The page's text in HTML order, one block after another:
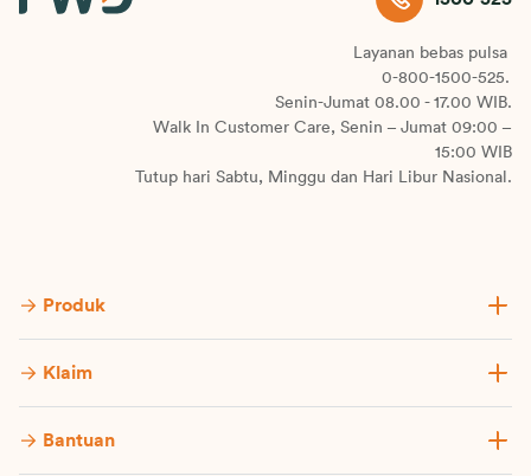
Layanan bebas pulsa
0-800-1500-525.
Senin-Jumat 08.00 - 17.00 WIB.
Walk In Customer Care, Senin – Jumat 09:00 –
15:00 WIB
Tutup hari Sabtu, Minggu dan Hari Libur Nasional.
Produk
Klaim
Bantuan